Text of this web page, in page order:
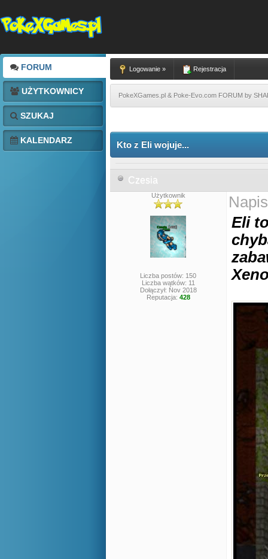
FORUM
UŻYTKOWNICY
SZUKAJ
KALENDARZ
Logowanie » Rejestracja
PokeXGames.pl & Poke-Evo.com FORUM by
Kto z Eli wojuje...
Czesia
Użytkownik
Liczba postów: 150
Liczba wątków: 11
Dołączył: Nov 2018
Reputacja: 428
Eli